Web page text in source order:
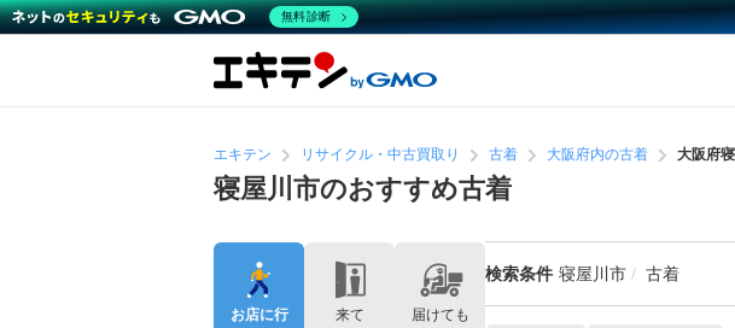
エキテン リサイクル・中古買取り 古着 大阪府内の古着 大阪府
寝屋川市のおすすめ古着
検索条件 寝屋川市 古着
お店に行
来て
届けても
無料診断